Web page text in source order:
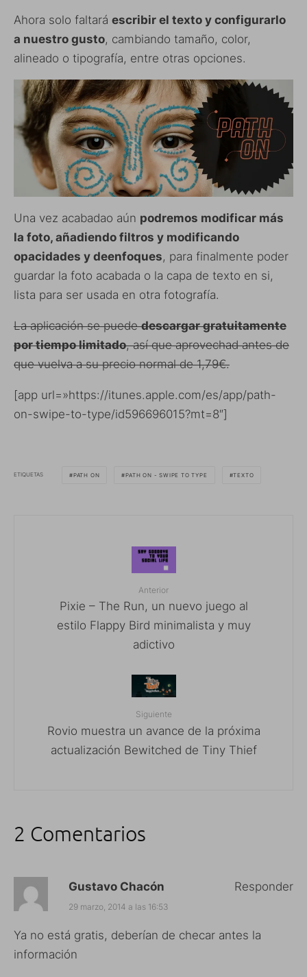
Ahora solo faltará escribir el texto y configurarlo
a nuestro gusto, cambiando tamaño, color,
alineado o tipografía, entre otras opciones.
Una vez acabadao aún podremos modificar más
la foto, añadiendo filtros y modificando
opacidades y deenfoques, para finalmente poder
guardar la foto acabada o la capa de texto en si,
lista para ser usada en otra fotografía.
La aplicación se puededescargar gratuitamente
por tiempo limitado, así que aprovechad antes de
que vuelva a su precio normal de 1,79€.
[app url=»https://itunes.apple.com/es/app/path-
on-swipe-to-type/id596696015?mt=8″]
ETIQUETAS PATH ON PATH ON - SWIPE TO TYPE TEXTO
Anterior
Pixie – The Run, un nuevo juego al
estilo Flappy Bird minimalista y muy
adictivo
Siguiente
Rovio muestra un avance de la próxima
actualización Bewitched de Tiny Thief
2 Comentarios
Gustavo Chacón
29 marzo, 2014 a las 16:53
Ya no está gratis, deberían de checar antes la
información
Responder